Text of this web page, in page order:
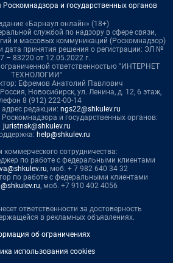
и государственных органов
«Барнаул онлайн» (18+)
службой по надзору в сфере связи,
и массовых коммуникаций (Роскомнадзор)
дата принятия решения о регистрации: ЭЛ №
– 83220 от 12.05.2022 г.
ответственностью "ИНТЕРНЕТ
ТЕХНОЛОГИИ"
Ефремов Анатолий Павлович
Новосибирск, ул. Ленина, д. 12, 6 этаж,
8 (912) 222-00-14
редакции: ngs22@shkulev.ru
и государственных органов:
juristnsk@shkulev.ru
help@shkulev.ru
сотрудничества:
по работе с федеральными клиентами
, моб. + 7 982 640 34 32
по работе с федеральными клиентами
, моб. +7 910 402 4056
ответственности за достоверность
в рекламных объявлениях.
об ограничениях
использования cookies